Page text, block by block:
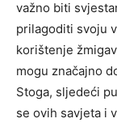
važno biti
prilagoditi svoju
korištenje
mogu značajno
Stoga, sljedeći
se ovih savjeta i